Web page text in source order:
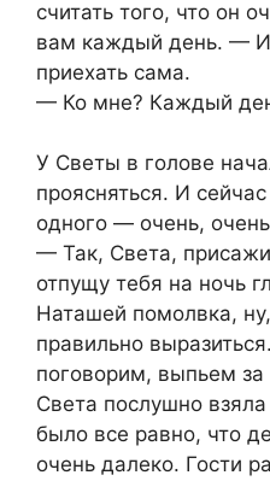
считать того, что он
вам каждый день. — И
приехать сама.
— Ко мне? Каждый
У Светы в голове
проясняться. И
одного — очень,
— Так, Света,
отпущу тебя на ночь
Наташей помолвка,
правильно
поговорим, выпьем
Света послушно
было все равно, что
очень далеко. Гости